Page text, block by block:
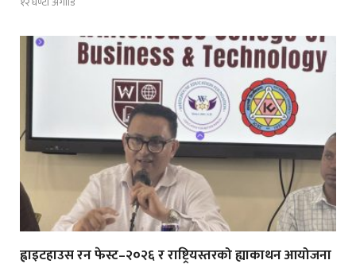
ह्वाइटहाउस रन फेस्ट–२०२६ र राष्ट्रियस्तरको ह्याकाथन आयोजना